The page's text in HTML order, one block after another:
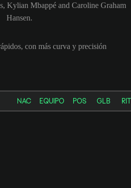
Kylian Mbappé and Caroline Graham
Hansen.
con más curva y precisión
NAC EQUIPO POS GLB RIT